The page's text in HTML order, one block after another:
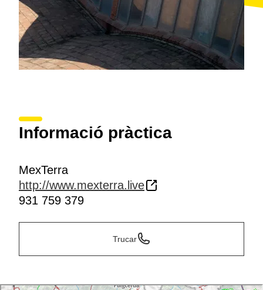
Informació pràctica
MexTerra
http://www.mexterra.live
931 759 379
Trucar